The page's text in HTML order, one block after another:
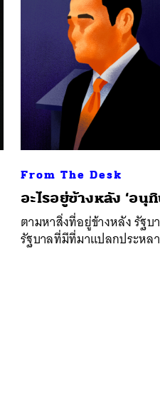
From The Desk
อะไรอยู่ข้างหลัง ‘อนุทิ
ตามหาสิ่งที่อยู่ข้างหลัง รัฐ
รัฐบาลที่มีที่มาแปลกประหล